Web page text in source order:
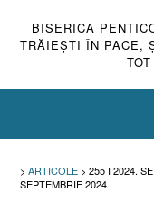
BISERICA
TRĂIEŞTI ÎN PACE,
> ARTICOLE > 255 I 2024.
SEPTEMBRIE 2024